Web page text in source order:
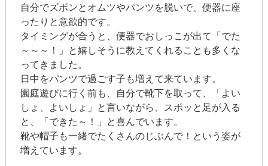
自分でズボンとオムツやパンツを脱いで、便器に座
ったりと意欲的です。
タイミングが合うと、便器でおしっこが出て「でた
～～～！」と嬉しそうに教えてくれることも多くな
ってきました。
日中をパンツで過ごす子も増えて来ています。
園庭遊びに行く前も、自分で靴下を取って、「よい
しょ、よいしょ」と言いながら、スポッと足が入る
と、「できた～！」と喜んでいます。
靴や帽子も一緒でたくさんのじぶんで！という姿が
増えています。